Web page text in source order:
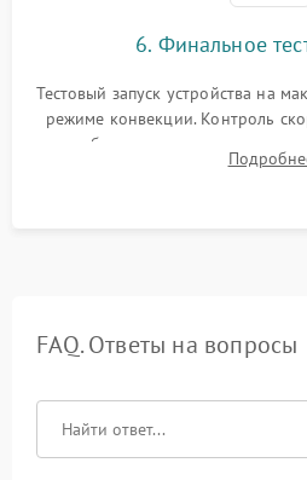
6. Финальное
Тестовый запуск устройства на
режиме конвекции. Контроль
срабатывания термостата
температуры и тест на
FAQ. Ответы на вопросы